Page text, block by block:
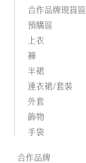
合作品牌現貨區
預購區
上衣
褲
半裙
連衣裙/套裝
外套
飾物
手袋
合作品牌